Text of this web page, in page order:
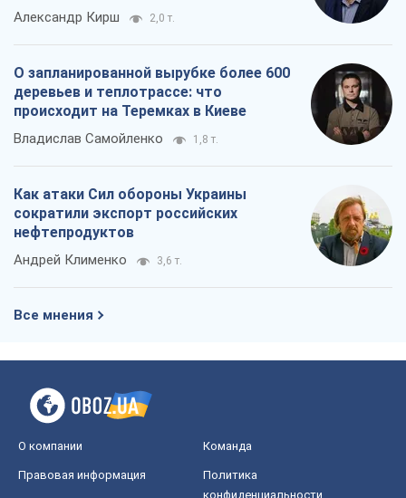
Александр Кирш 2,0 т.
О запланированной вырубке более 600
деревьев и теплотрассе: что
происходит на Теремках в Киеве
Владислав Самойленко 1,8 т.
Как атаки Сил обороны Украины
сократили экспорт российских
нефтепродуктов
Андрей Клименко 3,6 т.
Все мнения
О компании Команда
Правовая информация
Политика
конфиденциальности